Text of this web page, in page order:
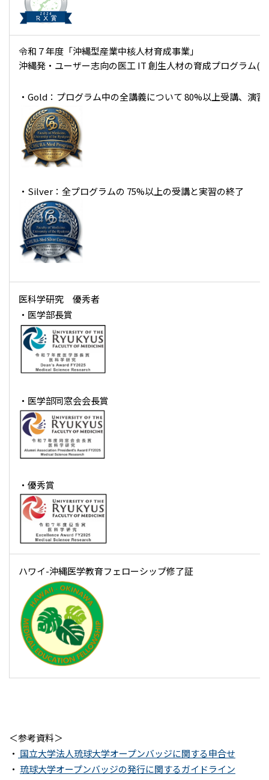
令和７年度「沖縄型産業中核人材育成事業」
沖縄発・ユーザー志向の医工 IT 創生人材の育成プログラム(
・Gold：プログラム中の全講義について 80%以上受講、演
・Silver：全プログラムの 75%以上の受講と実習の終了
医科学研究 優秀者
・医学部長賞
・医学部同窓会会長賞
・優秀賞
ハワイ-沖縄医学教育フェローシップ修了証
＜参考資料＞
・ 国立大学法人琉球大学オープンバッジに関する申合せ
・ 琉球大学オープンバッジの発行に関するガイドライン